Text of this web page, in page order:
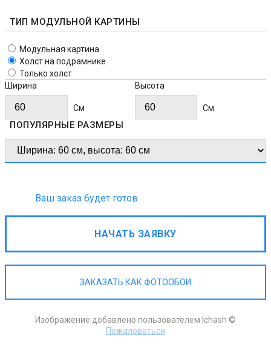
ТИП МОДУЛЬНОЙ КАРТИНЫ
Модульная картина
Холст на подрамнике
Только холст
Ширина
Cм
Высота
Cм
ПОПУЛЯРНЫЕ РАЗМЕРЫ
Ваш заказ будет готов
НАЧАТЬ ЗАЯВКУ
ЗАКАЗАТЬ КАК ФОТООБОИ
Изображение добавлено пользователем Ichash ©
Пожаловаться